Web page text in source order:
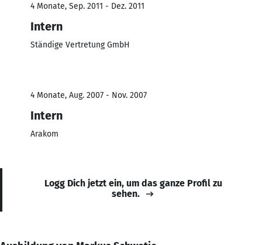
4 Monate, Sep. 2011 - Dez. 2011
Intern
Ständige Vertretung GmbH
4 Monate, Aug. 2007 - Nov. 2007
Intern
Arakom
Logg Dich jetzt ein, um das ganze Profil zu
sehen.